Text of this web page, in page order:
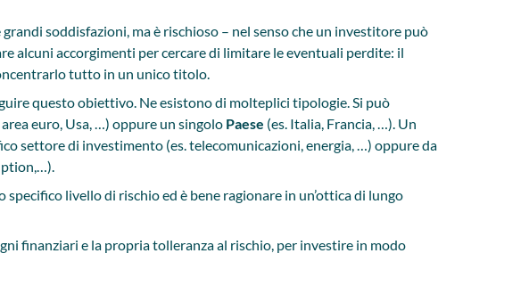
soddisfazioni, ma è rischioso – nel senso che un investitore può
alcuni accorgimenti per cercare di limitare le eventuali perdite: il
tutto in un unico titolo.
questo obiettivo. Ne esistono di molteplici tipologie. Si può
area euro, Usa, …) oppure un singolo Paese (es. Italia, Francia, …). Un
settore di investimento (es. telecomunicazioni, energia, …) oppure da
livello di rischio ed è bene ragionare in un’ottica di lungo
finanziari e la propria tolleranza al rischio, per investire in modo